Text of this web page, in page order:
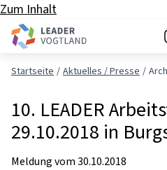
Zum Inhalt
Startseite Aktuelles / Presse
10. LEADER
29.10.2018 in
Meldung vom30.10.2018